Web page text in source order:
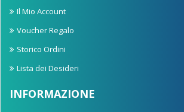
Il Mio Account
Voucher Regalo
Storico Ordini
Lista dei Desideri
INFORMAZIONE